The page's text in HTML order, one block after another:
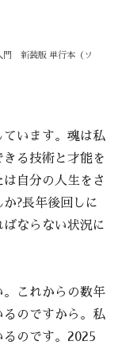
門 新装版 単行本（ソ
います。魂は私
る技術と才能を
自分の人生をさ
?長年後回しに
ならない状況に
。これからの数年
るのですから。私
るのです。2025